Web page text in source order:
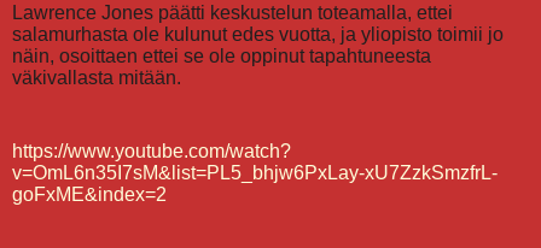
Lawrence Jones päätti keskustelun toteamalla, ettei
salamurhasta ole kulunut edes vuotta, ja yliopisto toimii jo
näin, osoittaen ettei se ole oppinut tapahtuneesta
väkivallasta mitään.
https://www.youtube.com/watch?
v=OmL6n35I7sM&list=PL5_bhjw6PxLay-xU7ZzkSmzfrL-
goFxME&index=2